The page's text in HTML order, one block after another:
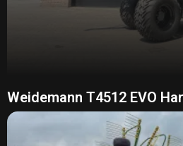
Weidemann T4512 EVO